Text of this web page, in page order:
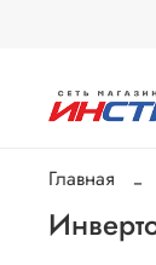
Главная